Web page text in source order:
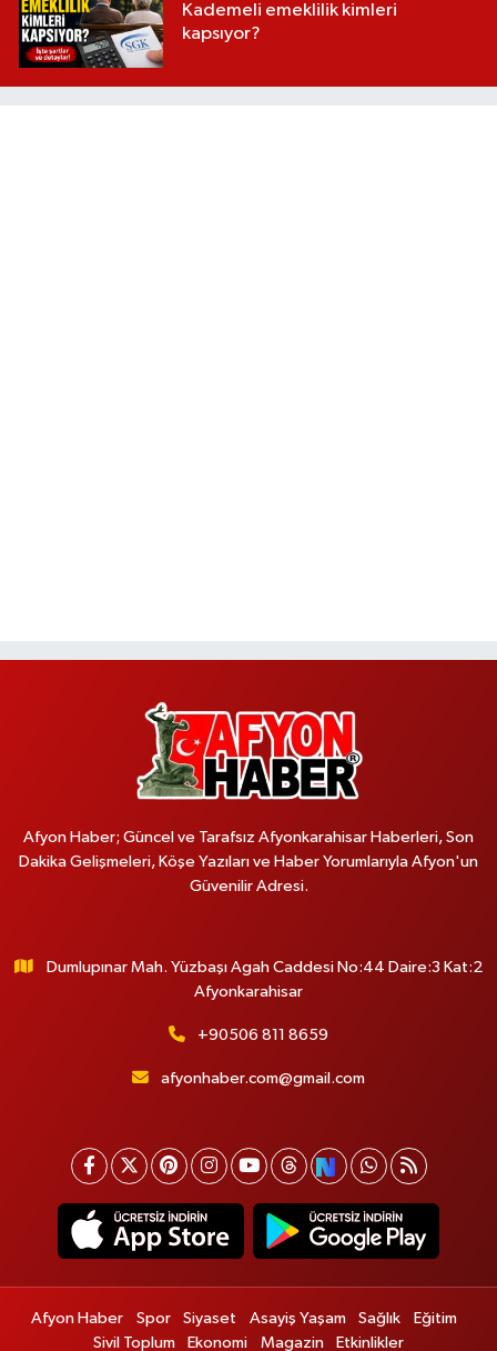
Kademeli emeklilik kimleri
kapsıyor?
Afyon Haber; Güncel ve Tarafsız Afyonkarahisar Haberleri, Son
Dakika Gelişmeleri, Köşe Yazıları ve Haber Yorumlarıyla Afyon'un
Güvenilir Adresi.
Dumlupınar Mah. Yüzbaşı Agah Caddesi No:44 Daire:3 Kat:2
Afyonkarahisar
+90506 811 8659
afyonhaber.com@gmail.com
Afyon Haber Spor Siyaset Asayiş Yaşam Sağlık
Eğitim
Sivil Toplum
Ekonomi Magazin Etkinlikler